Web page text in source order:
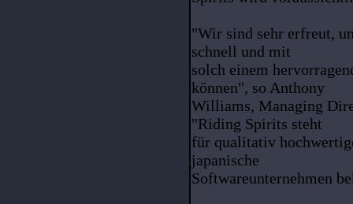
"Wir sind sehr erfreut,
schnell und mit
solch einem
können", so Anthony
Williams, Managing
"Riding Spirits steht
für qualitativ
japanische
Softwareunternehmen